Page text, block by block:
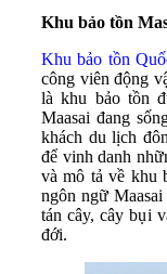
Khu bảo tồn
Khu bảo tồn
công viên động
là khu bảo tồn
Maasai đang
khách du lịch
để vinh danh
và mô tả về khu
ngôn ngữ
tán cây, cây bụi
đới.